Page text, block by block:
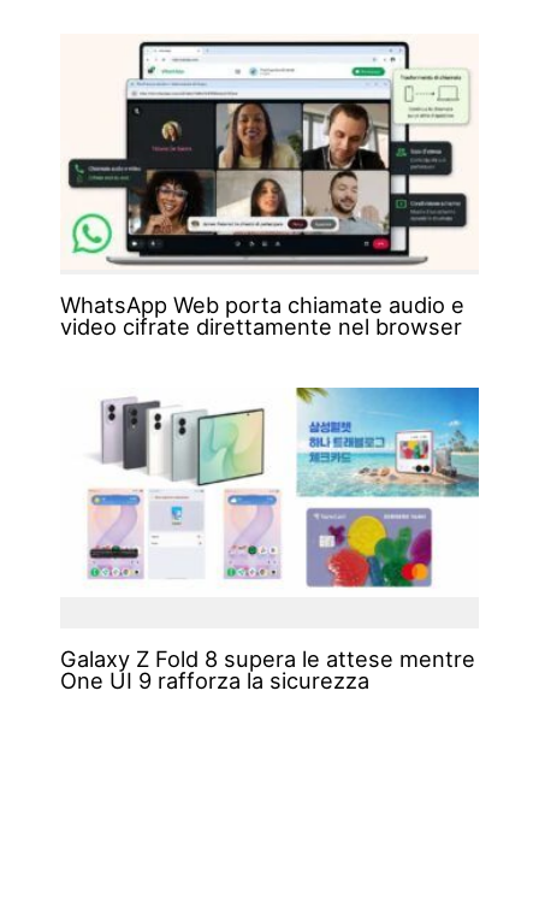
WhatsApp Web porta chiamate audio e
video cifrate direttamente nel browser
Galaxy Z Fold 8 supera le attese mentre
One UI 9 rafforza la sicurezza